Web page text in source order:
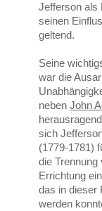
Jefferson als
seinen
geltend.
Seine
war die
nebenJohn
sich
(1779-1781)
die
Errichtung
das in dieser
werden